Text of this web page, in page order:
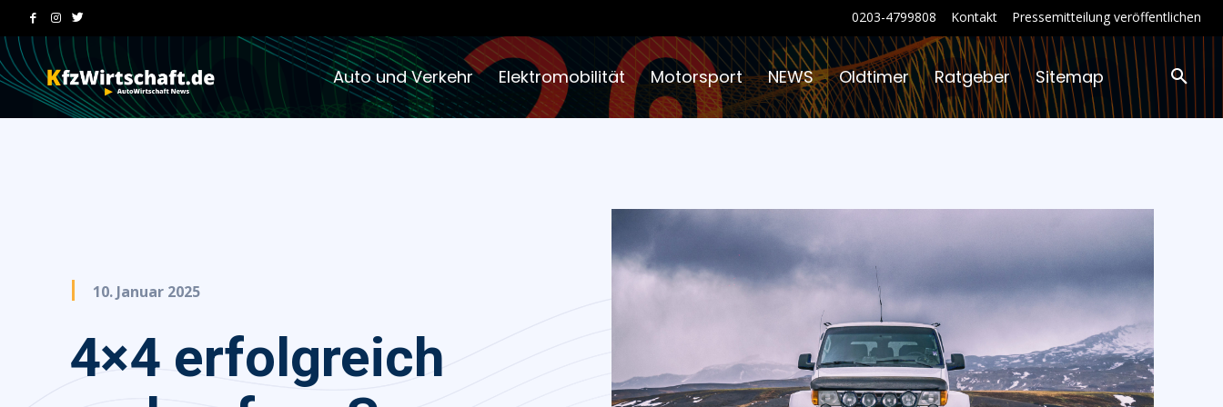
0203-4799808 Kontakt Pressemitteilung veröffentlichen
Auto und Verkehr Elektromobilität Motorsport NEWS Oldtimer Ratgeber Sitemap
10. Januar 2025
4×4 erfolgreich